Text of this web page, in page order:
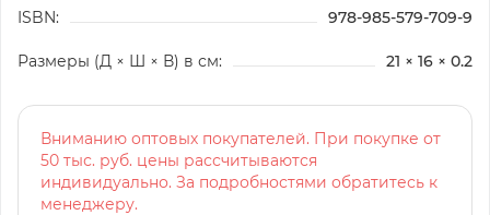
ISBN: 978-985-579-709-9
Размеры (Д × Ш × В) в см: 21 × 16 × 0.2
Вниманию оптовых покупателей. При покупке от
50 тыс. руб. цены рассчитываются
индивидуально. За подробностями обратитесь к
менеджеру.